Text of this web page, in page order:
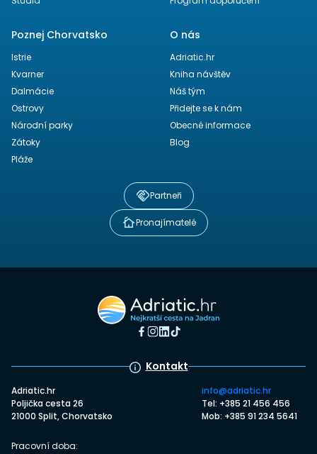
Poznej Chorvatsko
Istrie
Kvarner
Dalmácie
Ostrovy
Národní parky
Zátoky
Pláže
O nás
Adriatic.hr
Kniha návštěv
Náš tým
Přidejte se k nám
Obecné informace
Blog
Partneři
Pronajímatelé
Kontakt
Adriatic.hr
Poljička cesta 26
21000 Split, Chorvatsko
info@adriatic.hr
Tel: +385 21 456 456
Mob: +385 91 234 5641
Pracovní doba: